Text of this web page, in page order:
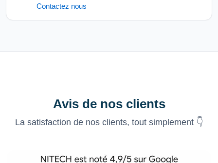
Contactez nous
Avis de nos clients
La satisfaction de nos clients, tout simplement 👇